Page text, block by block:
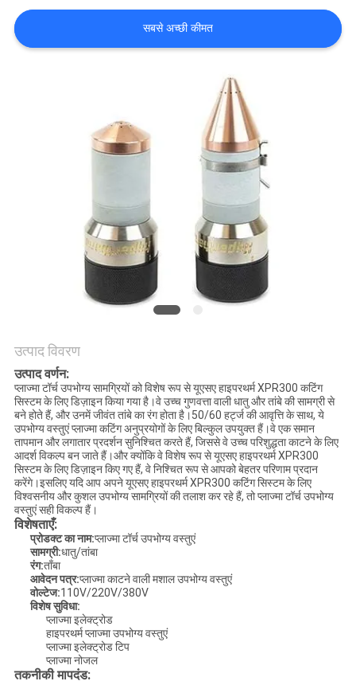
अनुरोध
सबसे अच्छी कीमत
उत्पाद विवरण
उत्पाद वर्णन:
प्लाज्मा टॉर्च उपभोग्य सामग्रियों को विशेष रूप से यूएसए हाइपरथर्म XPR300 कटिंग
सिस्टम के लिए डिज़ाइन किया गया है।वे उच्च गुणवत्ता वाली धातु और तांबे की सामग्री से
बने होते हैं, और उनमें जीवंत तांबे का रंग होता है।50/60 हर्ट्ज की आवृत्ति के साथ, ये
उपभोग्य वस्तुएं प्लाज्मा कटिंग अनुप्रयोगों के लिए बिल्कुल उपयुक्त हैं।वे एक समान
तापमान और लगातार प्रदर्शन सुनिश्चित करते हैं, जिससे वे उच्च परिशुद्धता काटने के लिए
आदर्श विकल्प बन जाते हैं।और क्योंकि वे विशेष रूप से यूएसए हाइपरथर्म XPR300
सिस्टम के लिए डिज़ाइन किए गए हैं, वे निश्चित रूप से आपको बेहतर परिणाम प्रदान
करेंगे।इसलिए यदि आप अपने यूएसए हाइपरथर्म XPR300 कटिंग सिस्टम के लिए
विश्वसनीय और कुशल उपभोग्य सामग्रियों की तलाश कर रहे हैं, तो प्लाज्मा टॉर्च उपभोग्य
वस्तुएं सही विकल्प हैं।
विशेषताएँ:
प्रोडक्ट का नाम:प्लाज्मा टॉर्च उपभोग्य वस्तुएं
सामग्री:धातु/तांबा
रंग:ताँबा
आवेदन पत्र:प्लाज्मा काटने वाली मशाल उपभोग्य वस्तुएं
वोल्टेज:110V/220V/380V
विशेष सुविधा:
प्लाज्मा इलेक्ट्रोड
हाइपरथर्म प्लाज्मा उपभोग्य वस्तुएं
प्लाज्मा इलेक्ट्रोड टिप
प्लाज्मा नोजल
तकनीकी मापदंड: